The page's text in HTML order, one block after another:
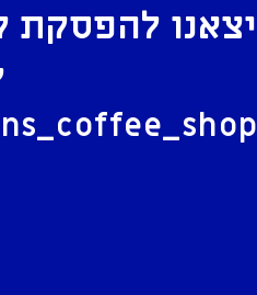
יצאנו להפסקת